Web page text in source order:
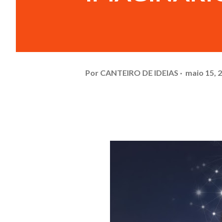
Por CANTEIRO DE IDEIAS maio 15,